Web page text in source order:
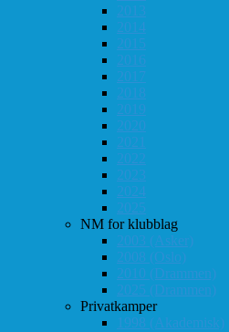
2013
2014
2015
2016
2017
2018
2019
2020
2021
2022
2023
2024
2025
NM for klubblag
2003 (Asker)
2008 (Oslo)
2010 (Drammen)
2025 (Drammen)
Privatkamper
1998 (Akademisk)